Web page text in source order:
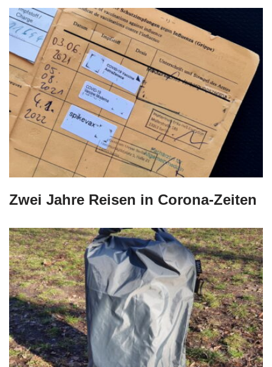
Zwei Jahre Reisen in Corona-Zeiten